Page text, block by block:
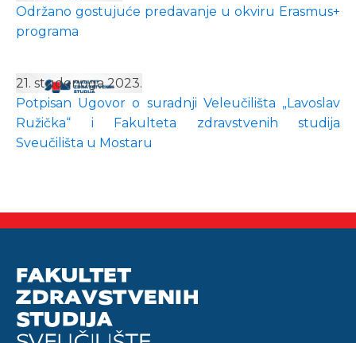
Održano gostujuće predavanje u okviru Erasmus+
programa
21. studenoga 2023.
Potpisan Ugovor o suradnji Veleučilišta „Lavoslav
Ružička“ i Fakulteta zdravstvenih studija
Sveučilišta u Mostaru